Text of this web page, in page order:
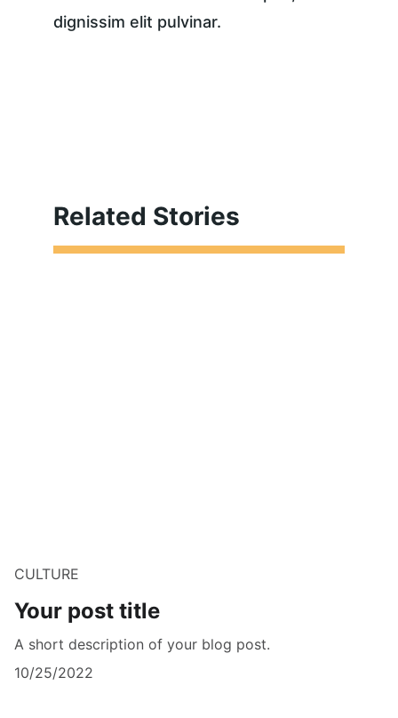
dignissim elit pulvinar.
Related Stories
CULTURE
Your post title
A short description of your blog post.
10/25/2022